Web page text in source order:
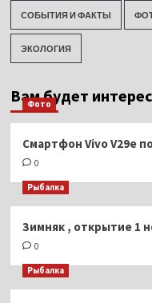
СОБЫТИЯ И ФАКТЫ
ЭКОЛОГИЯ
Вам будет
Фото
Смартфон Vivo V29e
0
Рыбалка
Зимняк , открытие 1
0
Рыбалка